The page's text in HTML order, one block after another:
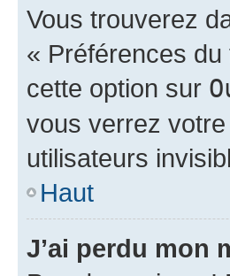
Vous trouverez
« Préférences
cette option sur
vous verrez
utilisateurs
Haut
J’ai perdu mon